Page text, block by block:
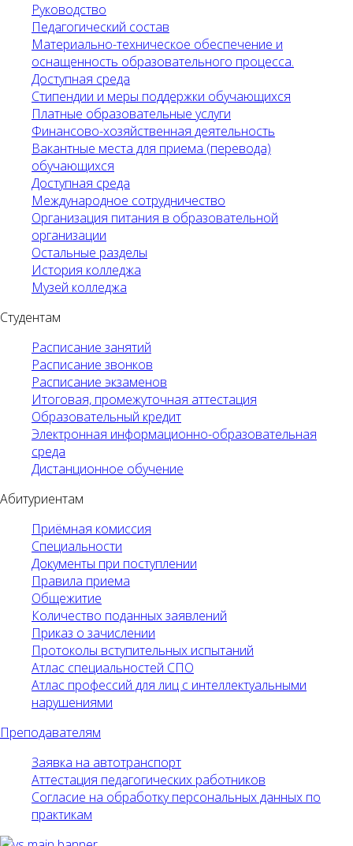
Руководство
Педагогический состав
Материально-техническое обеспечение и
оснащенность образовательного процесса.
Доступная среда
Стипендии и меры поддержки обучающихся
Платные образовательные услуги
Финансово-хозяйственная деятельность
Вакантные места для приема (перевода)
обучающихся
Доступная среда
Международное сотрудничество
Организация питания в образовательной
организации
Остальные разделы
История колледжа
Музей колледжа
Студентам
Расписание занятий
Расписание звонков
Расписание экзаменов
Итоговая, промежуточная аттестация
Образовательный кредит
Электронная информационно-образовательная
среда
Дистанционное обучение
Абитуриентам
Приёмная комиссия
Специальности
Документы при поступлении
Правила приема
Общежитие
Количество поданных заявлений
Приказ о зачислении
Протоколы вступительных испытаний
Атлас специальностей СПО
Атлас профессий для лиц с интеллектуальными
нарушениями
Преподавателям
Заявка на автотранспорт
Аттестация педагогических работников
Согласие на обработку персональных данных по
практикам